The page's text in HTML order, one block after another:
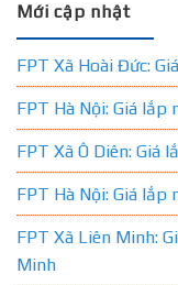
Mới cập nhật
FPT Xã Hoài Đức:
FPT Hà Nội: Giá lắp
FPT Xã Ô Diên: Giá
FPT Hà Nội: Giá lắp
FPT Xã Liên Minh:
Minh